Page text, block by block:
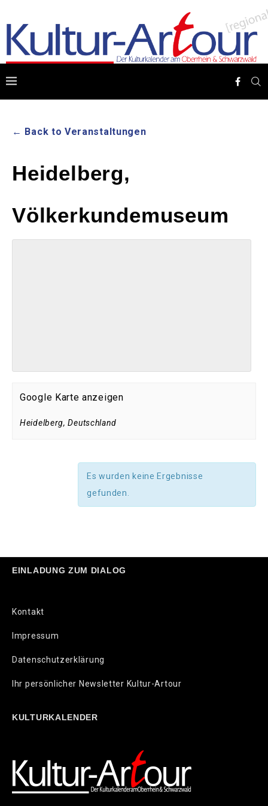
← Back to Veranstaltungen
Heidelberg,
Völkerkundemuseum
Google Karte anzeigen
Heidelberg, Deutschland
Es wurden keine Ergebnisse
gefunden.
EINLADUNG ZUM DIALOG
Kontakt
Impressum
Datenschutzerklärung
Ihr persönlicher Newsletter Kultur-Artour
KULTURKALENDER